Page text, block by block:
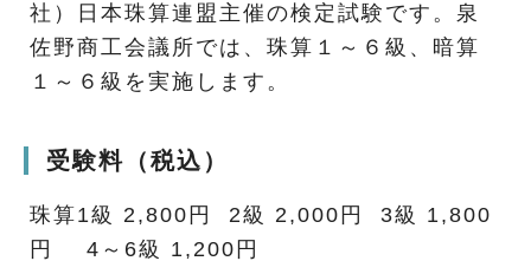
社）日本珠算連盟主催の検定試験です。泉
佐野商工会議所では、珠算１～６級、暗算
１～６級を実施します。
受験料（税込）
珠算1級 2,800円 2級 2,000円 3級 1,800
円 4～6級 1,200円